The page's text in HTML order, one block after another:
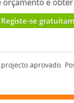
e
Registe-se
aprovado.